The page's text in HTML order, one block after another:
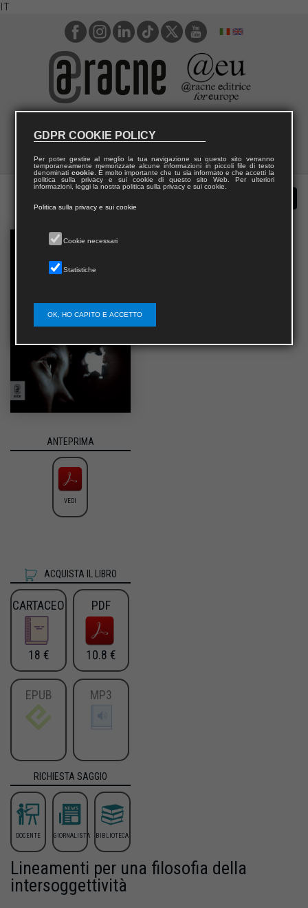
IT
ANTEPRIMA
VEDI
ACQUISTA IL LIBRO
CARTACEO
18 €
PDF
10.8 €
EPUB MP3
RICHIESTA SAGGIO
DOCENTE GIORNALISTA BIBLIOTECA
Lineamenti per una filosofia della
intersoggettività
GDPR COOKIE POLICY
Per poter gestire al meglio la tua navigazione su questo sito verranno
temporaneamente memorizzate alcune informazioni in piccoli file di testo
denominati cookie. È molto importante che tu sia informato e che accetti la
politica sulla privacy e sui cookie di questo sito Web. Per ulteriori
informazioni, leggi la nostra politica sulla privacy e sui cookie.
Politica sulla privacy e sui cookie
Cookie necessari
Statistiche
OK, HO CAPITO E ACCETTO